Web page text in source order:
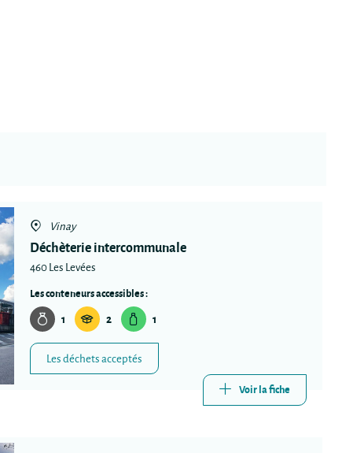
Vinay
Déchèterie intercommunale
460 Les Levées
Les conteneurs accessibles :
1 2 1
Les déchets acceptés
Voir la fiche